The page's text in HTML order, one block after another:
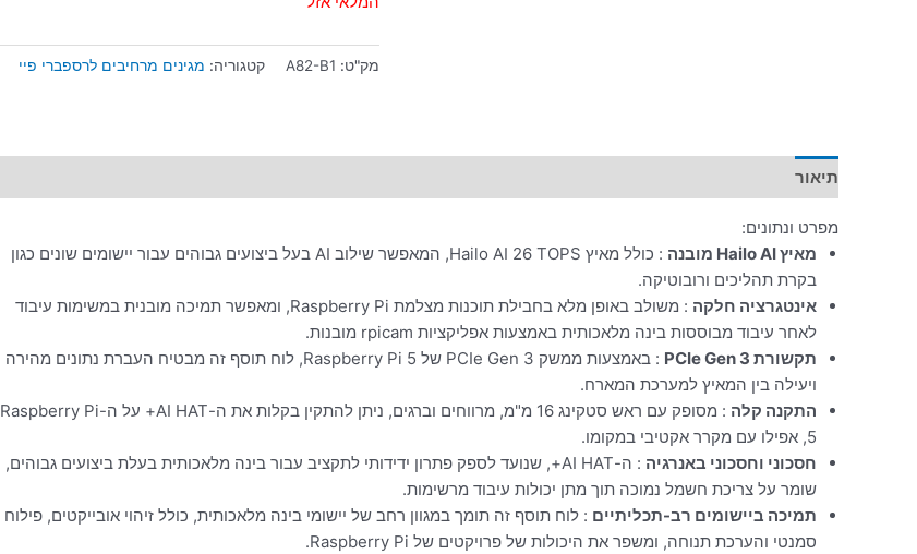
מק"ט: A82-B1 קטגוריה: מגינים מרחיבים לרספברי פיי
תיאור
מפרט ונתונים:
מאיץ Hailo AI מובנה
: כולל מאיץ Hailo AI 26 TOPS, המאפשר שילוב AI בעל ביצועים גבוהים עבור יישומים שונים כגון
בקרת תהליכים ורובוטיקה.
אינטגרציה חלקה
: משולב באופן מלא בחבילת תוכנות מצלמת Raspberry Pi, ומאפשר תמיכה מובנית במשימות עיבוד
לאחר עיבוד מבוססות בינה מלאכותית באמצעות אפליקציות rpicam מובנות.
תקשורת PCIe Gen 3
: באמצעות ממשק PCIe Gen 3 של Raspberry Pi 5, לוח תוסף זה מבטיח העברת נתונים מהירה
ויעילה בין המאיץ למערכת המארח.
התקנה קלה
: מסופק עם ראש סטקינג 16 מ"מ, מרווחים וברגים, ניתן להתקין בקלות את ה-AI HAT+ על ה-Raspberry Pi
5, אפילו עם מקרר אקטיבי במקומו.
חסכוני וחסכוני באנרגיה
: ה-AI HAT+, שנועד לספק פתרון ידידותי לתקציב עבור בינה מלאכותית בעלת ביצועים גבוהים,
שומר על צריכת חשמל נמוכה תוך מתן יכולות עיבוד מרשימות.
תמיכה ביישומים רב-תכליתיים : לוח תוסף זה תומך במגוון רחב של יישומי בינה מלאכותית, כולל זיהוי אובייקטים, פילוח
סמנטי והערכת תנוחה, ומשפר את היכולות של פרויקטים של Raspberry Pi.